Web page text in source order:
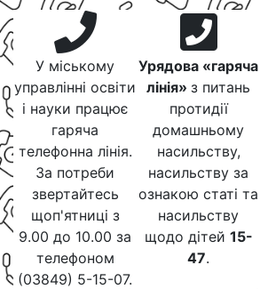
У міському
управлінні освіти
і науки працює
гаряча
телефонна лінія.
За потреби
звертайтесь
щоп'ятниці з
9.00 до 10.00 за
телефоном
(03849) 5-15-07.
Урядова «гаряча
лінія» з питань
протидії
домашньому
насильству,
насильству за
ознакою статі та
насильству
щодо дітей 15-
47.